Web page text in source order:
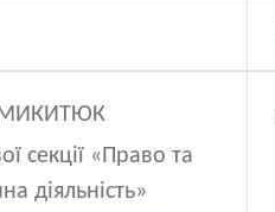
МИКИТЮК
секції «Право та
діяльність»